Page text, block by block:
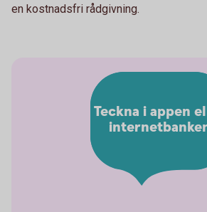
en kostnadsfri rådgivning.
Teckna i appen